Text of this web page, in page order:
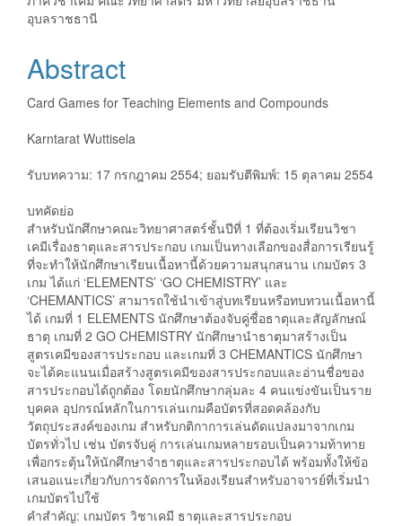
Article
Content
อุบลราชธานี
Abstract
Card Games for Teaching Elements and Compounds
Karntarat Wuttisela
รับบทความ: 17 กรกฎาคม 2554; ยอมรับตีพิมพ์: 15 ตุลาคม 2554
บทคัดย่อ
สำหรับนักศึกษาคณะวิทยาศาสตร์ชั้นปีที่ 1 ที่ต้องเริ่มเรียนวิชา
เคมีเรื่องธาตุและสารประกอบ เกมเป็นทางเลือกของสื่อการเรียนรู้
ที่จะทำให้นักศึกษาเรียนเนื้อหานี้ด้วยความสนุกสนาน เกมบัตร 3
เกม ได้แก่ ‘ELEMENTS’ ‘GO CHEMISTRY’ และ
‘CHEMANTICS’ สามารถใช้นำเข้าสู่บทเรียนหรือทบทวนเนื้อหานี้
ได้ เกมที่ 1 ELEMENTS นักศึกษาต้องจับคู่ชื่อธาตุและสัญลักษณ์
ธาตุ เกมที่ 2 GO CHEMISTRY นักศึกษานำธาตุมาสร้างเป็น
สูตรเคมีของสารประกอบ และเกมที่ 3 CHEMANTICS นักศึกษา
จะได้คะแนนเมื่อสร้างสูตรเคมีของสารประกอบและอ่านชื่อของ
สารประกอบได้ถูกต้อง โดยนักศึกษากลุ่มละ 4 คนแข่งขันเป็นราย
บุคคล อุปกรณ์หลักในการเล่นเกมคือบัตรที่สอดคล้องกับ
วัตถุประสงค์ของเกม สำหรับกติกาการเล่นดัดแปลงมาจากเกม
บัตรทั่วไป เช่น บัตรจับคู่ การเล่นเกมหลายรอบเป็นความท้าทาย
เพื่อกระตุ้นให้นักศึกษาจำธาตุและสารประกอบได้ พร้อมทั้งให้ข้อ
เสนอแนะเกี่ยวกับการจัดการในห้องเรียนสำหรับอาจารย์ที่เริ่มนำ
เกมบัตรไปใช้
คำสำคัญ: เกมบัตร วิชาเคมี ธาตุและสารประกอบ